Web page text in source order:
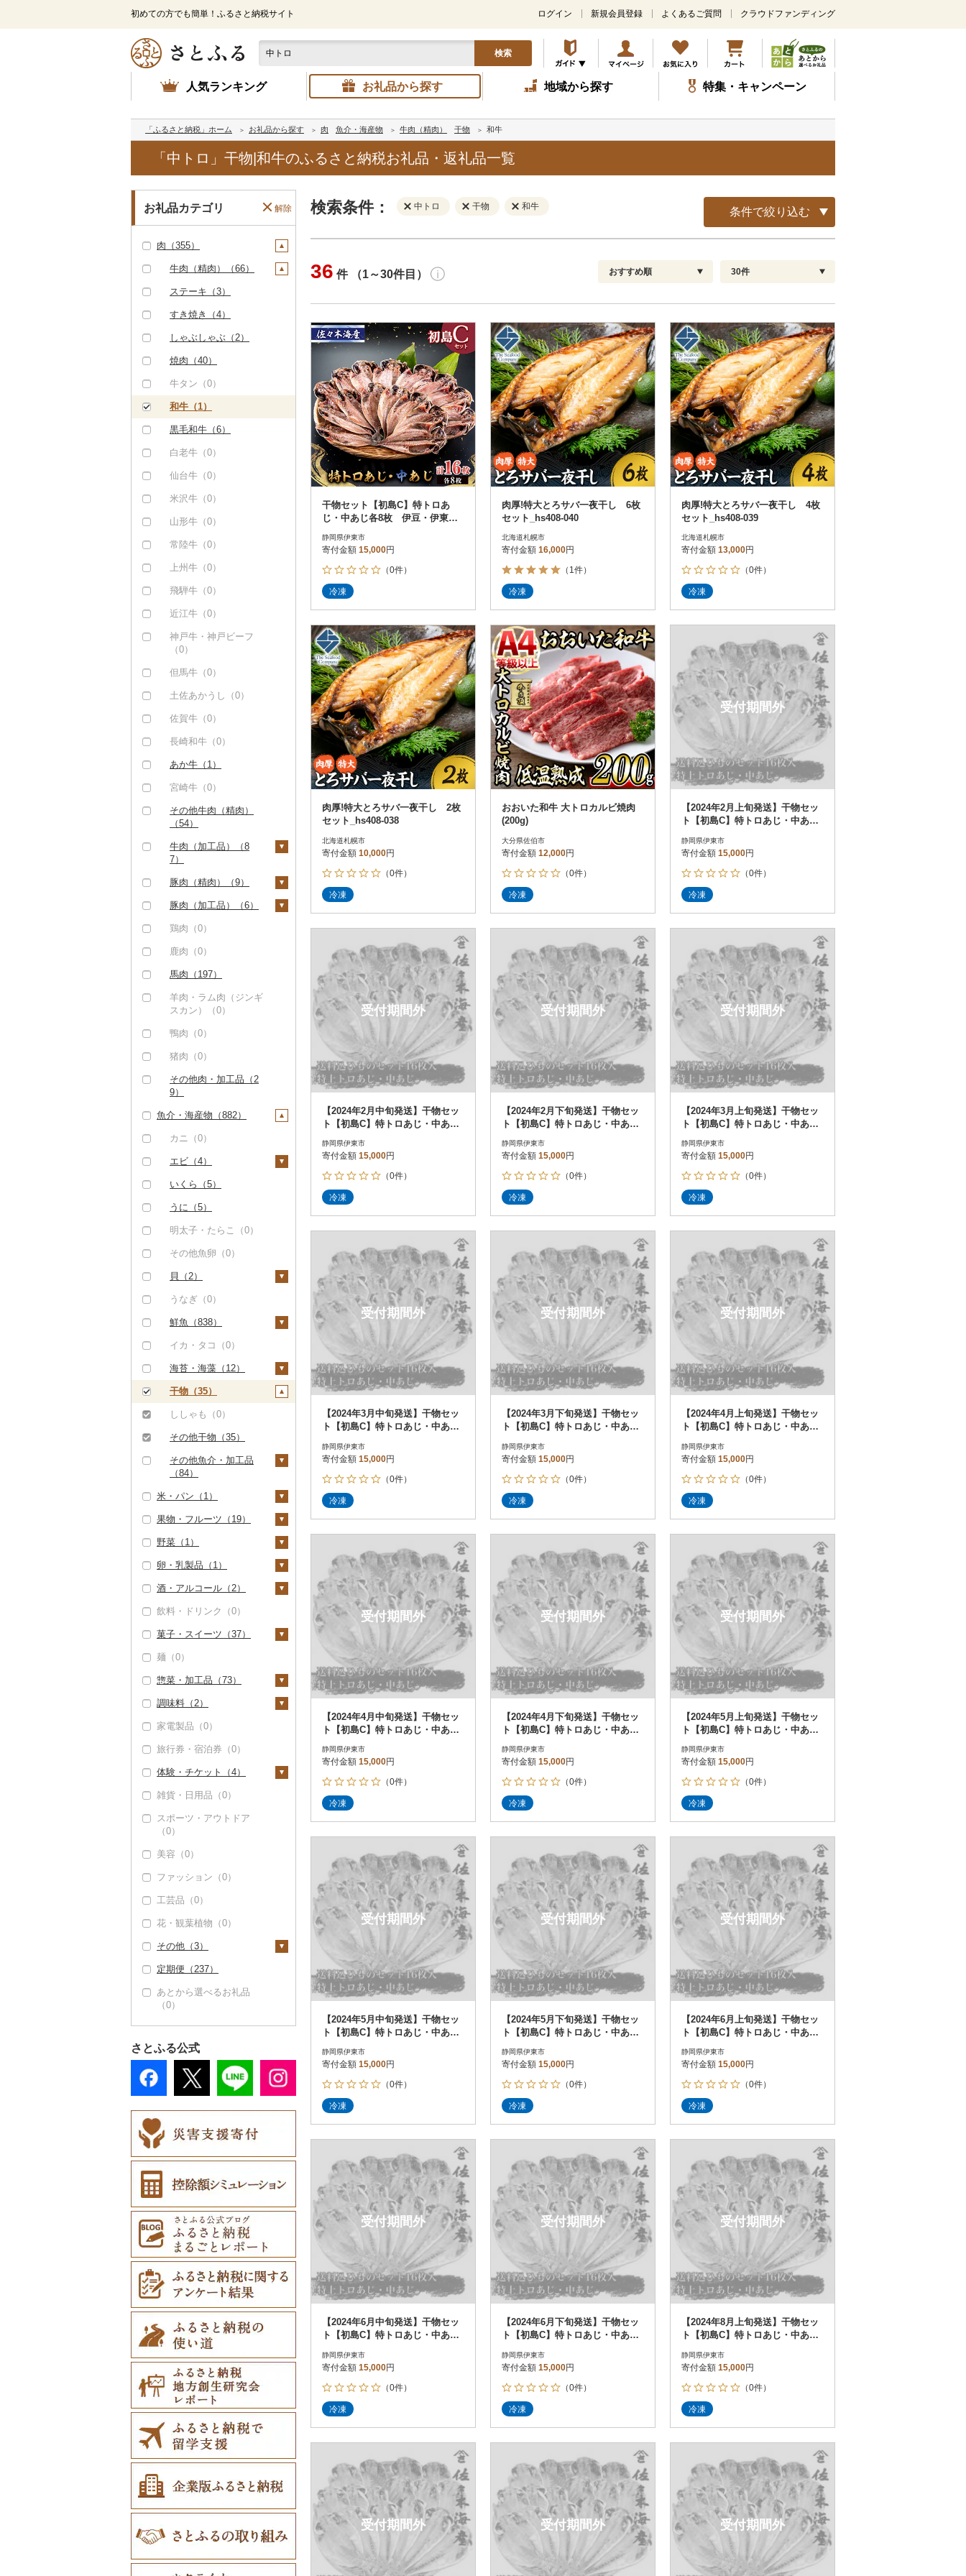
初めての方でも簡単！ふるさと納税サイト
メ
ン
コ
ン
テ
ツ
ッ
ログイン 新規会員登録 よくあるご質問 クラウドファンディング
検索
人気ランキング お礼品から探す 地域から探す 特集・キャンペーン
「ふるさと納税」ホーム お礼品から探す 肉 魚介・海産物 牛肉（精肉） 干物 和牛
「中トロ」干物|和牛のふるさと納税お礼品・返礼品一覧
お礼品カテゴリ 解除
肉（355）
牛肉（精肉）（66）
ステーキ（3）
すき焼き（4）
しゃぶしゃぶ（2）
焼肉（40）
牛タン（0）
和牛（1）
黒毛和牛（6）
白老牛（0）
仙台牛（0）
米沢牛（0）
山形牛（0）
常陸牛（0）
上州牛（0）
飛騨牛（0）
近江牛（0）
神戸牛・神戸ビーフ
（0）
但馬牛（0）
土佐あかうし（0）
佐賀牛（0）
長崎和牛（0）
あか牛（1）
宮崎牛（0）
その他牛肉（精肉）
（54）
牛肉（加工品）（8
7）
ハンバーグ（30）
もつ鍋（6）
ローストビーフ（0）
ビーフジャーキー
（51）
豚肉（精肉）（9）
ステーキ（0）
すき焼き（0）
しゃぶしゃぶ（2）
焼肉（0）
アグー豚（0）
（7）
豚肉（加工品）（6）
ハンバーグ（6）
もつ鍋（0）
ハム（0）
ソーセージ・ウインナ
ー（0）
ベーコン・サラミ
（0）
鶏肉（0）
鹿肉（0）
馬肉（197）
羊肉・ラム肉（ジンギ
スカン）（0）
鴨肉（0）
猪肉（0）
その他肉・加工品（2
9）
魚介・海産物（882）
カニ（0）
エビ（4）
甘エビ（1）
ボタンエビ（0）
伊勢海老（2）
その他エビ（1）
いくら（5）
うに（5）
明太子・たらこ（0）
その他魚卵（0）
貝（2）
帆立（ホタテ）（1）
鮑（アワビ）（0）
牡蠣（カキ）（0）
あさり（0）
しじみ（0）
サザエ（0）
はまぐり（0）
その他貝（1）
うなぎ（0）
鮮魚（838）
鮭・サーモン（2）
マグロ（833）
イワシ（0）
カツオ（11）
金目鯛（0）
クエ（0）
イカ・タコ（0）
海苔・海藻（12）
海苔（11）
わかめ（0）
ひじき（0）
その他海苔・海藻
（0）
干物（35）
ししゃも（0）
その他干物（35）
その他魚介・加工品
（84）
しらす・ちりめん
（3）
その他魚介・加工品
米・パン（1）
米（0）
雑穀（0）
餅（0）
その他穀物加工品
果物・フルーツ（19）
ぶどう・マスカット
（0）
ドライフルーツ（1）
干し柿（1）
干し芋（0）
その他ドライフルーツ
その他果物（2）
びわ（0）
ブルーベリー（0）
パイナップル（0）
栗（0）
その他果物（2）
野菜（1）
いも（0）
トマト（0）
玉ねぎ（0）
ねぎ（0）
とうもろこし（0）
根菜（0）
アスパラガス（1）
豆（0）
きのこ（0）
その他野菜（0）
卵・乳製品（1）
卵（0）
チーズ（1）
ヨーグルト（0）
牛乳（0）
バター（0）
その他乳製品（0）
酒・アルコール（2）
ビール・発泡酒（2）
ビール（2）
発泡酒（2）
地ビール・クラフトビ
日本酒（2）
純米大吟醸（0）
純米吟醸（0）
大吟醸（0）
吟醸（0）
その他日本酒（0）
焼酎（1）
芋焼酎（0）
麦焼酎（0）
米焼酎（0）
黒糖焼酎（0）
その他焼酎（0）
梅酒（0）
泡盛（2）
ワイン（2）
白ワイン（0）
赤ワイン（0）
シャンパン・スパーク
その他ワイン（0）
ウイスキー（2）
リキュール・洋酒
ノンアルコール（0）
その他酒（0）
飲料・ドリンク（0）
菓子・スイーツ（37）
ケーキ（4）
クッキー（7）
焼き菓子（16）
プリン（0）
ゼリー（0）
チョコレート（2）
カステラ（0）
アイス・ジェラート
（0）
その他洋菓子（14）
煎餅・おかき（0）
羊羹（0）
饅頭（0）
大福（0）
その他和菓子（1）
麺（0）
惣菜・加工品（73）
惣菜（53）
餃子（0）
シュウマイ（1）
コロッケ（0）
その他惣菜（47）
カレー・シチュー
その他鍋（0）
スープ（0）
豆腐・納豆（1）
豆腐（1）
納豆（0）
漬物（0）
缶詰・瓶詰（0）
乾物（0）
燻製（スモーク）
その他加工品（23）
調味料（2）
砂糖（0）
塩（0）
醤油（2）
味噌（0）
酢（0）
家電製品（0）
旅行券・宿泊券（0）
体験・チケット（4）
PayPay商品券（0）
食事券（4）
用券（0）
水族館（0）
動物園（0）
釣り（0）
ダイビング（0）
スキーチケット・リフ
ゴルフプレー券（0）
花火大会チケット
（0）
カタログギフト（0）
その他体験・チケット
雑貨・日用品（0）
スポーツ・アウトドア
（0）
美容（0）
ファッション（0）
工芸品（0）
花・観葉植物（0）
その他（3）
地域サービス（0）
その他（3）
定期便（237）
あとから選べるお礼品
（0）
さとふる公式
検索条件： 中トロ 干物 和牛 条件で絞り込む
円
決済方法 解除
PayPay
クレジットカード決済
Amazon Pay
楽天ペイ
メルペイ
コンビニ支払い
ソフトバンクまとめて支払い
d払い
金融機関(Pay-easy決済)
解除
発送種別 解除
通常
冷蔵便
冷凍便
配送指定 解除
お届け日時指定可
お届け時間帯指定可
発送される月指定可
その他 解除
さとふる限定のお礼品
定期便
さとふるアプリdeワンストップ申請
対象
結果を見る（
36 件 （1～30件目） おすすめ順
新着順
レビュー件数順
レビュー評価順
寄付金額が高い順
寄付金額が低い順
30件
60
90
120
干物セット【初島C】特トロあ
じ・中あじ各8枚 伊豆・伊東の
干物詰め合わせ
静岡県伊東市
寄付金額 15,000円
（0件）
冷凍
肉厚!特大とろサバ一夜干し 6枚
セット_hs408-040
北海道札幌市
寄付金額 16,000円
（1件）
冷凍
肉厚!特大とろサバ一夜干し 4枚
セット_hs408-039
北海道札幌市
寄付金額 13,000円
（0件）
冷凍
肉厚!特大とろサバ一夜干し 2枚
セット_hs408-038
北海道札幌市
寄付金額 10,000円
（0件）
冷凍
おおいた和牛 大トロカルビ焼肉
(200g)
大分県佐伯市
寄付金額 12,000円
（0件）
冷凍
受付期間外
【2024年2月上旬発送】干物セッ
ト【初島C】特トロあじ・中あじ
わせ
静岡県伊東市
寄付金額 15,000円
（0件）
冷凍
受付期間外
【2024年2月中旬発送】干物セッ
ト【初島C】特トロあじ・中あじ
わせ
静岡県伊東市
寄付金額 15,000円
（0件）
冷凍
受付期間外
【2024年2月下旬発送】干物セッ
ト【初島C】特トロあじ・中あじ
わせ
静岡県伊東市
寄付金額 15,000円
（0件）
冷凍
受付期間外
【2024年3月上旬発送】干物セッ
ト【初島C】特トロあじ・中あじ
わせ
静岡県伊東市
寄付金額 15,000円
（0件）
冷凍
受付期間外
【2024年3月中旬発送】干物セッ
ト【初島C】特トロあじ・中あじ
わせ
静岡県伊東市
寄付金額 15,000円
（0件）
冷凍
受付期間外
【2024年3月下旬発送】干物セッ
ト【初島C】特トロあじ・中あじ
わせ
静岡県伊東市
寄付金額 15,000円
（0件）
冷凍
受付期間外
【2024年4月上旬発送】干物セッ
ト【初島C】特トロあじ・中あじ
わせ
静岡県伊東市
寄付金額 15,000円
（0件）
冷凍
受付期間外
【2024年4月中旬発送】干物セッ
ト【初島C】特トロあじ・中あじ
わせ
静岡県伊東市
寄付金額 15,000円
（0件）
冷凍
受付期間外
【2024年4月下旬発送】干物セッ
ト【初島C】特トロあじ・中あじ
わせ
静岡県伊東市
寄付金額 15,000円
（0件）
冷凍
受付期間外
【2024年5月上旬発送】干物セッ
ト【初島C】特トロあじ・中あじ
わせ
静岡県伊東市
寄付金額 15,000円
（0件）
冷凍
受付期間外
【2024年5月中旬発送】干物セッ
ト【初島C】特トロあじ・中あじ
わせ
静岡県伊東市
寄付金額 15,000円
（0件）
冷凍
受付期間外
【2024年5月下旬発送】干物セッ
ト【初島C】特トロあじ・中あじ
わせ
静岡県伊東市
寄付金額 15,000円
（0件）
冷凍
受付期間外
【2024年6月上旬発送】干物セッ
ト【初島C】特トロあじ・中あじ
わせ
静岡県伊東市
寄付金額 15,000円
（0件）
冷凍
受付期間外
【2024年6月中旬発送】干物セッ
ト【初島C】特トロあじ・中あじ
わせ
静岡県伊東市
寄付金額 15,000円
（0件）
冷凍
受付期間外
【2024年6月下旬発送】干物セッ
ト【初島C】特トロあじ・中あじ
わせ
静岡県伊東市
寄付金額 15,000円
（0件）
冷凍
受付期間外
【2024年8月上旬発送】干物セッ
ト【初島C】特トロあじ・中あじ
わせ
静岡県伊東市
寄付金額 15,000円
（0件）
冷凍
受付期間外 受付期間外 受付期間外